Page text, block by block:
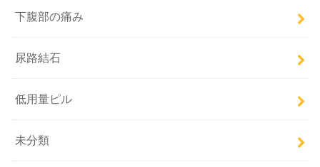
下腹部の痛み
尿路結石
低用量ピル
未分類